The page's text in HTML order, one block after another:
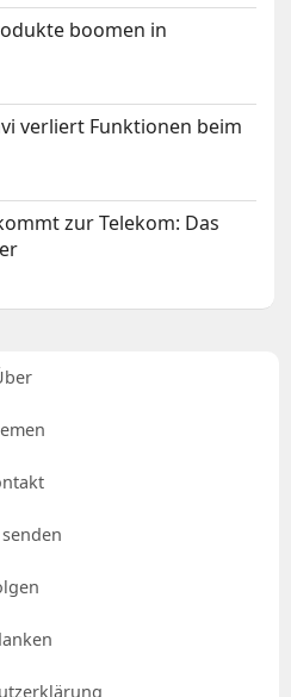
boomen in
verliert Funktionen beim
zur Telekom: Das